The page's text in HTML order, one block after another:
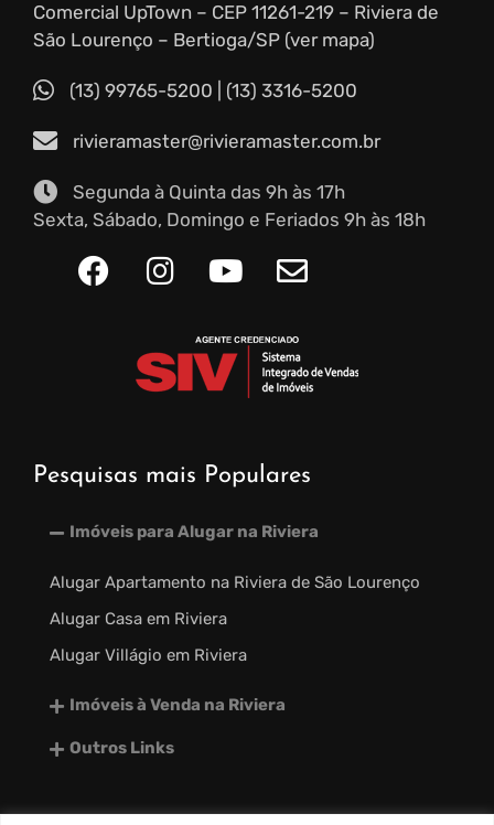
Comercial UpTown – CEP 11261-219 – Riviera de
São Lourenço – Bertioga/SP (ver mapa)
(13) 99765-5200 (13) 3316-5200
rivieramaster@rivieramaster.com.br
Segunda à Quinta das 9h às 17h
Sexta, Sábado, Domingo e Feriados 9h às 18h
Pesquisas mais Populares
Imóveis para Alugar na Riviera
Alugar Apartamento na Riviera de São Lourenço
Alugar Casa em Riviera
Alugar Villágio em Riviera
Imóveis à Venda na Riviera
Outros Links